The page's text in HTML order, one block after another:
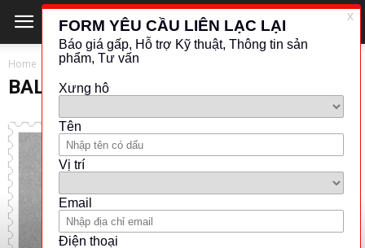
Home BALLUFF
BALLUFF